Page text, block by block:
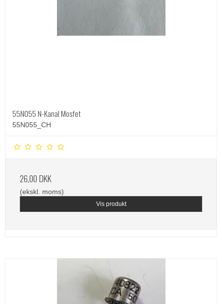
55N055 N-Kanal Mosfet
55N055_CH
26,00 DKK
(ekskl. moms)
Vis produkt